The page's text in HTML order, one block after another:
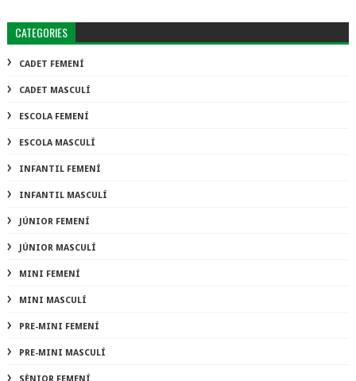
CATEGORIES
CADET FEMENÍ
CADET MASCULÍ
ESCOLA FEMENÍ
ESCOLA MASCULÍ
INFANTIL FEMENÍ
INFANTIL MASCULÍ
JÚNIOR FEMENÍ
JÚNIOR MASCULÍ
MINI FEMENÍ
MINI MASCULÍ
PRE-MINI FEMENÍ
PRE-MINI MASCULÍ